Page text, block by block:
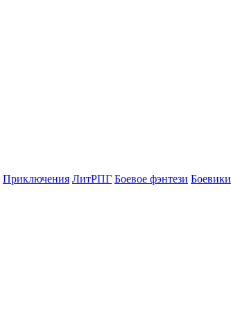
Приключения ЛитРПГ Боевое фэнтези Боевики